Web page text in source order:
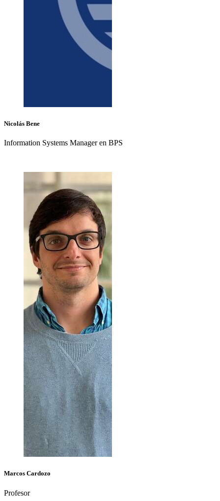
Nicolás Bene
Information Systems Manager en BPS
Marcos Cardozo
Profesor